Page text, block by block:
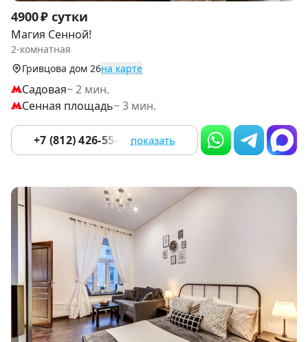
Item
1
of
9
4900 ₽ сутки
Магия Сенной!
2-комнатная
Гривцова дом 26на карте
Садовая~ 2 мин.
Сенная площадь~ 3 мин.
+7 (812) 426-55-56 показать